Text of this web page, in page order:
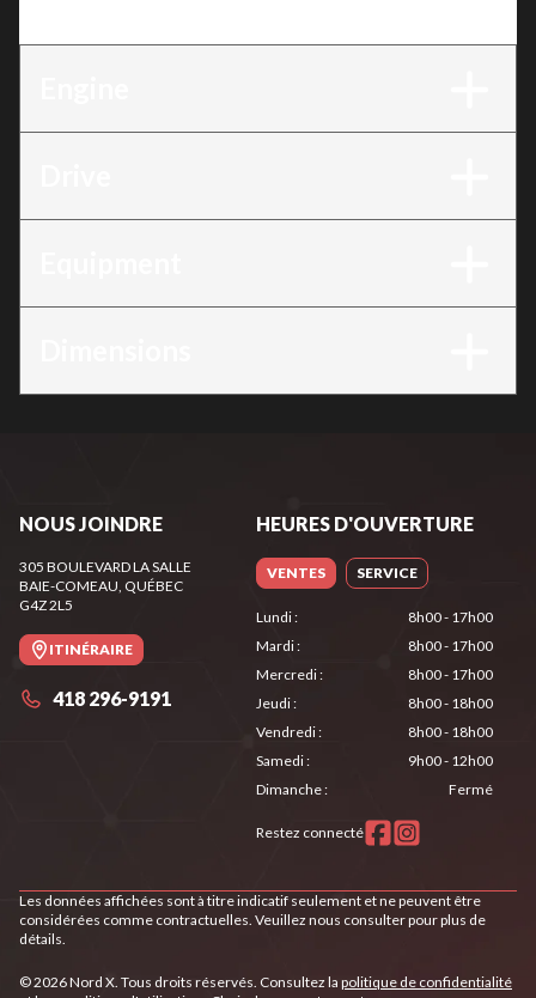
NOUS JOINDRE
305 BOULEVARD LA SALLE
BAIE-COMEAU, QUÉBEC
G4Z 2L5
ITINÉRAIRE
418 296-9191
HEURES D'OUVERTURE
VENTES SERVICE
Lundi:
8h00 - 17h00
Mardi:
8h00 - 17h00
Mercredi:
8h00 - 17h00
Jeudi:
8h00 - 18h00
Vendredi:
8h00 - 18h00
Samedi:
9h00 - 12h00
Dimanche: Fermé
Restez connecté
Les données affichées sont à titre indicatif seulement et ne peuvent être
considérées comme contractuelles. Veuillez nous consulter pour plus de
détails.
© 2026 Nord X. Tous droits réservés. Consultez la politique de confidentialité